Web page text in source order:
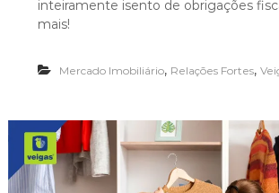
inteiramente isento de obrigações
mais!
Mercado Imobiliário, Relações Fortes,